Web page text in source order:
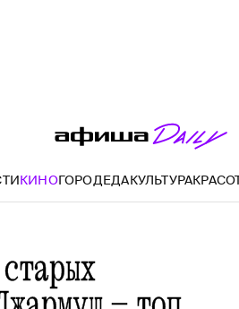
КИНОГОРОДЕДАКУЛЬТУРА